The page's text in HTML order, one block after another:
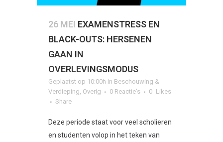
26 MEI EXAMENSTRESS EN
BLACK-OUTS: HERSENEN
GAAN IN
OVERLEVINGSMODUS
Geplaatst op 10:00h in Beschouwing &
Verdieping, Overig 0 Reactie's 0 Likes
Share
Deze periode staat voor veel scholieren
en studenten volop in het teken van